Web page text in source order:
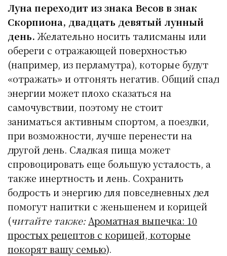
Луна переходит из знака Весов в знак
Скорпиона, двадцать девятый лунный
день.Желательно носить талисманы или
обереги с отражающей поверхностью
(например, из перламутра), которые будут
«отражать» и отгонять негатив. Общий спад
энергии может плохо сказаться на
самочувствии, поэтому не стоит
заниматься активным спортом, а поездки,
при возможности, лучше перенести на
другой день. Сладкая пища может
спровоцировать еще большую усталость, а
также инертность и лень. Сохранить
бодрость и энергию для повседневных дел
помогут напитки с женьшенем и корицей
(читайте также: Ароматная выпечка: 10
простых рецептов с корицей, которые
покорят вашу семью).